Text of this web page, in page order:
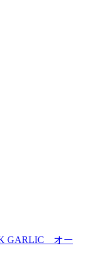
GARLIC オー